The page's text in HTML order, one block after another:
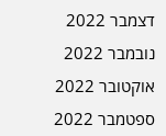
דצמבר 2022
נובמבר 2022
אוקטובר 2022
ספטמבר 2022